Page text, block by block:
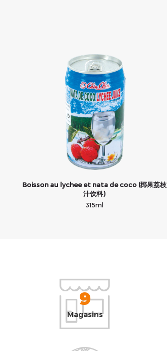
Boisson au lychee et nata de coco (椰果荔枝
汁饮料)
315ml
9
Magasins